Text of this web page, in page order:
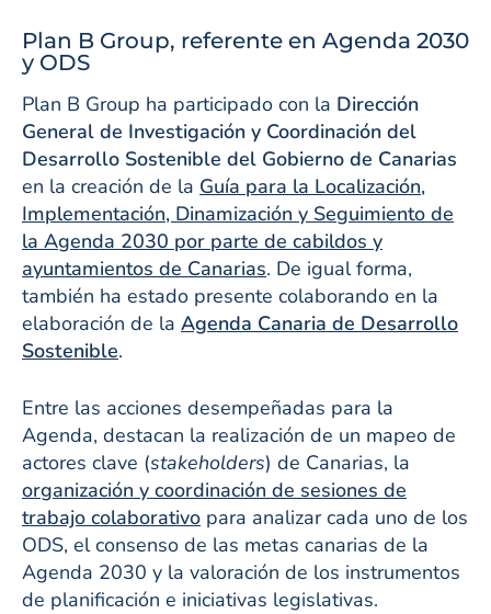
Plan B Group, referente en Agenda 2030
y ODS
Plan B Group ha participado con la Dirección
General de Investigación y Coordinación del
Desarrollo Sostenible del Gobierno de Canarias
en la creación de la Guía para la Localización,
Implementación, Dinamización y Seguimiento de
la Agenda 2030 por parte de cabildos y
ayuntamientos de Canarias. De igual forma,
también ha estado presente colaborando en la
elaboración de la Agenda Canaria de Desarrollo
Sostenible.
Entre las acciones desempeñadas para la
Agenda, destacan la realización de un mapeo de
actores clave (stakeholders) de Canarias, la
organización y coordinación de sesiones de
trabajo colaborativo para analizar cada uno de los
ODS, el consenso de las metas canarias de la
Agenda 2030 y la valoración de los instrumentos
de planificación e iniciativas legislativas.